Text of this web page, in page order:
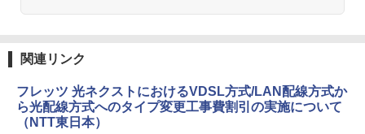
関連リンク
フレッツ 光ネクストにおけるVDSL方式/LAN配線方式か
ら光配線方式へのタイプ変更工事費割引の実施について
（NTT東日本）